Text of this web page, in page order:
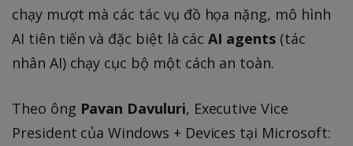
chạy mượt mà các tác vụ đồ họa nặng, mô hình
AI tiên tiến và đặc biệt là cácAI agents(tác
nhân AI) chạy cục bộ một cách an toàn.
Theo ông Pavan Davuluri, Executive Vice
President của Windows + Devices tại Microsoft: